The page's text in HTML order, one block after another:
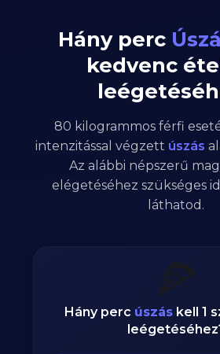
Hány perc
kedvenc
80 kilogrammos férfi
intenzitással végzett úszás
Az alábbi népszerű
elégetéséhez szükséges
láthatod.
🍕
Hány perc úszás kell 1